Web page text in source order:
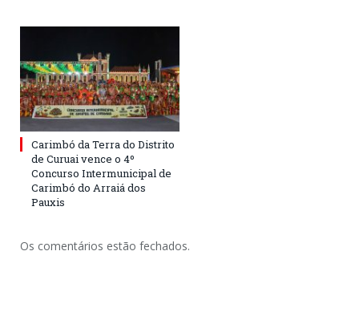
Carimbó da Terra do Distrito
de Curuai vence o 4º
Concurso Intermunicipal de
Carimbó do Arraiá dos
Pauxis
Os comentários estão fechados.